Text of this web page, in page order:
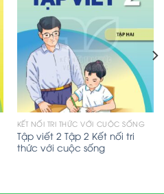
KẾT NỐI TRI THỨC VỚI CUỘC SỐNG
Tập viết 2 Tập 2 Kết nối tri
thức với cuộc sống